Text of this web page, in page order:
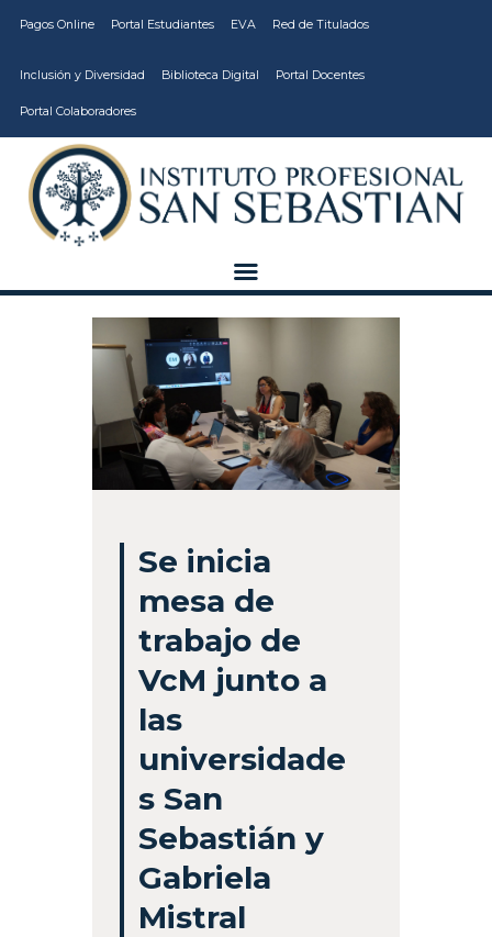
Pagos Online Portal Estudiantes EVA Red de Titulados
Inclusión y Diversidad Biblioteca Digital Portal Docentes
Portal Colaboradores
CARRERAS
VIDA ESTUDIANTIL
INSTITUCIÓN
VCM
EDUCACIÓN
CONTINUA
Se inicia
mesa de
trabajo de
VcM junto a
las
universidade
s San
Sebastián y
Gabriela
Mistral